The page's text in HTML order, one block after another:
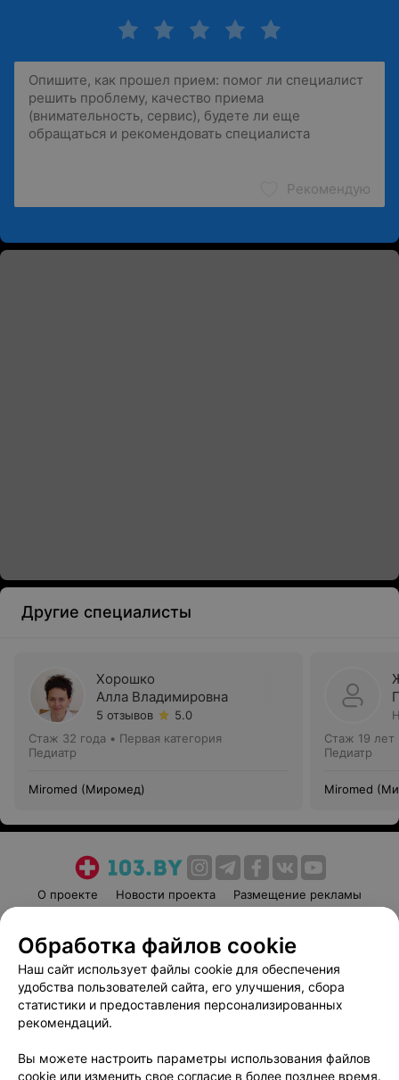
Рекомендую
Другие специалисты
Хорошко
Алла Владимировна
5 отзывов
5.0
Стаж 32 года • Первая категория
Педиатр
Miromed (Миромед)
Стаж 19 лет
Педиатр
Miromed
О проекте Новости проекта
Размещение рекламы
Пользовательское соглашение
Способы оплаты
Вакансии
Партнеры
Написать руководителю 103.by
Обработка персональных данных
Обработка файлов cookie
Наш сайт использует файлы cookie для обеспечения
удобства пользователей сайта, его улучшения, сбора
статистики и предоставления персонализированных
рекомендаций.
Вы можете настроить параметры использования файлов
cookie или изменить свое согласие в более позднее время.